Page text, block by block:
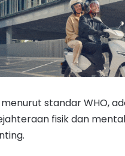
standar WHO,
fisik dan